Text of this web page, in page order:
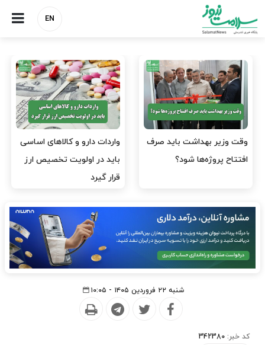
EN
وقت وزیر بهداشت باید صرف
افتتاح پروژه‌ها شود؟
واردات دارو و کالاهای اساسی
باید در اولویت تخصیص ارز
قرار گیرد
شنبه ۲۲ فروردین ۱۴۰۵ - ۱۰:۰۵
کد خبر: 342380